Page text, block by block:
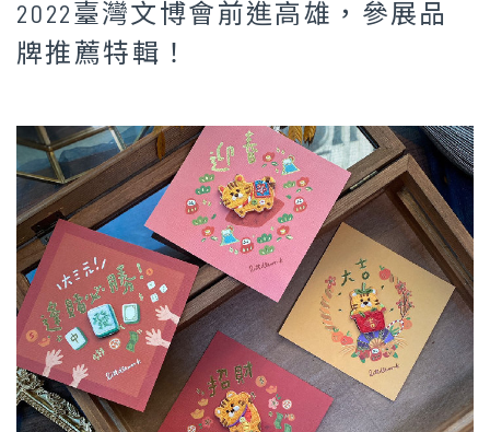
2022臺灣文博會前進高雄，參展品
牌推薦特輯！